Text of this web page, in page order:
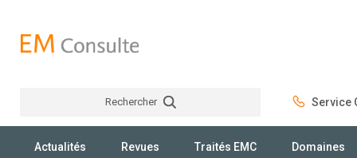
Rechercher Service
Actualités Revues Traités EMC Domaines